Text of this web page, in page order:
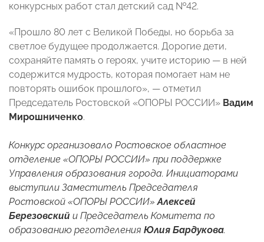
конкурсных работ стал детский сад №42.
«Прошло 80 лет с Великой Победы, но борьба за
светлое будущее продолжается. Дорогие дети,
сохраняйте память о героях, учите историю — в ней
содержится мудрость, которая помогает нам не
повторять ошибок прошлого», — отметил
Председатель Ростовской «ОПОРЫ РОССИИ» Вадим
Мирошниченко.
Конкурс организовало Ростовское областное
отделение «ОПОРЫ РОССИИ» при поддержке
Управления образования города. Инициаторами
выступили Заместитель Председателя
Ростовской «ОПОРЫ РОССИИ»Алексей
Березовский и Председатель Комитета по
образованию реготделения Юлия Бардукова.